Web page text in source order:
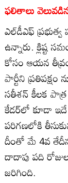
ఫలితాలు
ఎల్‌డీఎఫ్
ఉన్నారు. క్లిష్ట
కోసం ఆయన
పార్టీని
సతీశన్ కీలక
కేడర్‌లో కూడా
పరిగణలోకి
దీంతో మే 4వ
దాదాపు పది
జరిగింది.